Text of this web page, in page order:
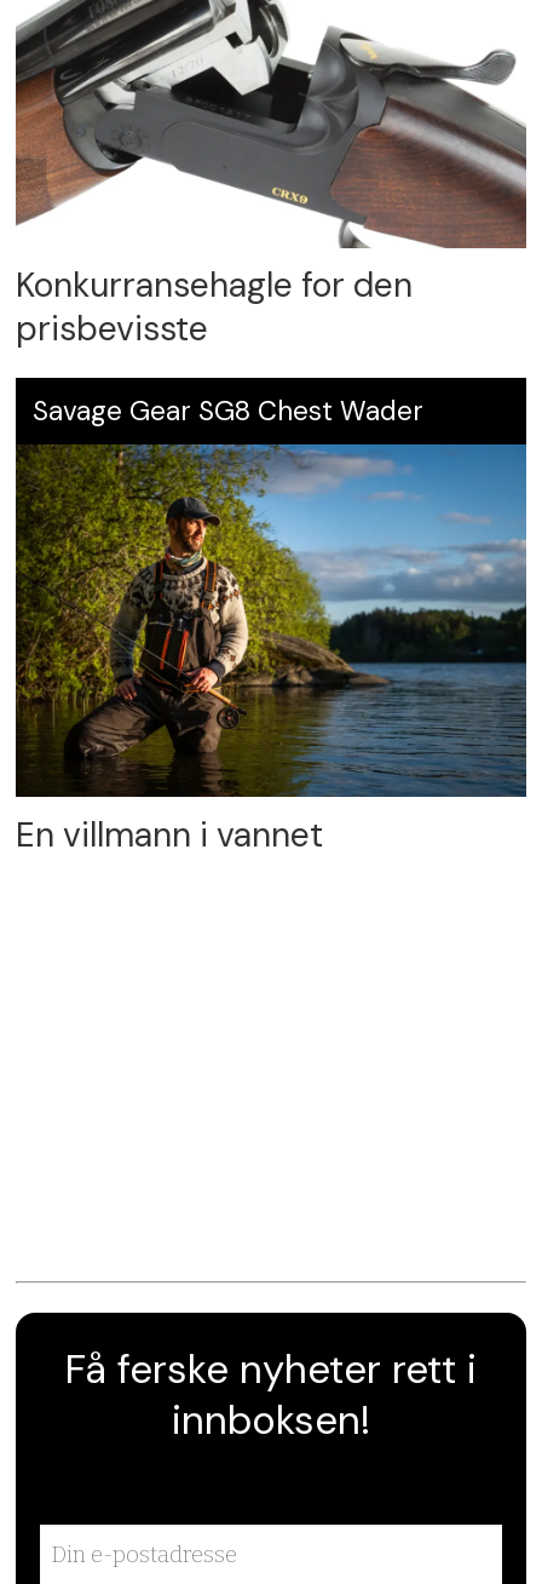
Konkurransehagle for den
prisbevisste
Savage Gear SG8 Chest Wader
En villmann i vannet
Få ferske nyheter rett i
innboksen!